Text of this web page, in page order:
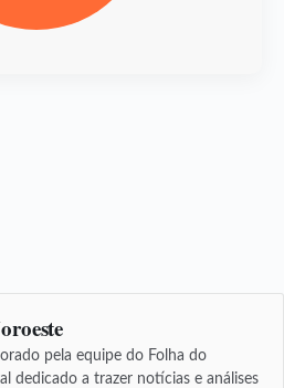
pela equipe do Folha do
dedicado a trazer notícias e análises